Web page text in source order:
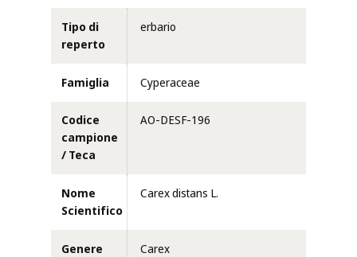
Tipo di
reperto
erbario
Famiglia Cyperaceae
Codice
campione
/ Teca
AO-DESF-196
Nome
Scientifico
Carex distans L.
Genere Carex